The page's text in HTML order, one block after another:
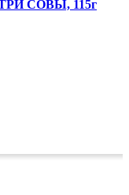
ТРИ СОВЫ, 115г